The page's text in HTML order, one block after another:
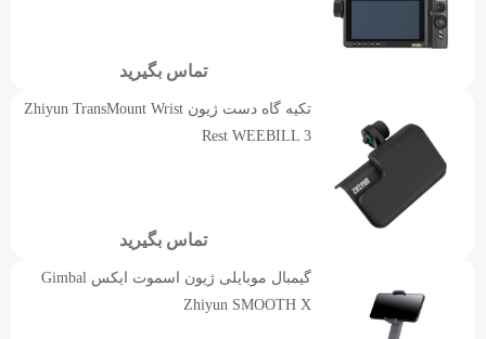
تماس بگیرید
تکیه گاه دست ژیون Zhiyun TransMount Wrist
Rest WEEBILL 3
تماس بگیرید
گیمبال موبایلی ژیون اسموت ایکس Gimbal
Zhiyun SMOOTH X